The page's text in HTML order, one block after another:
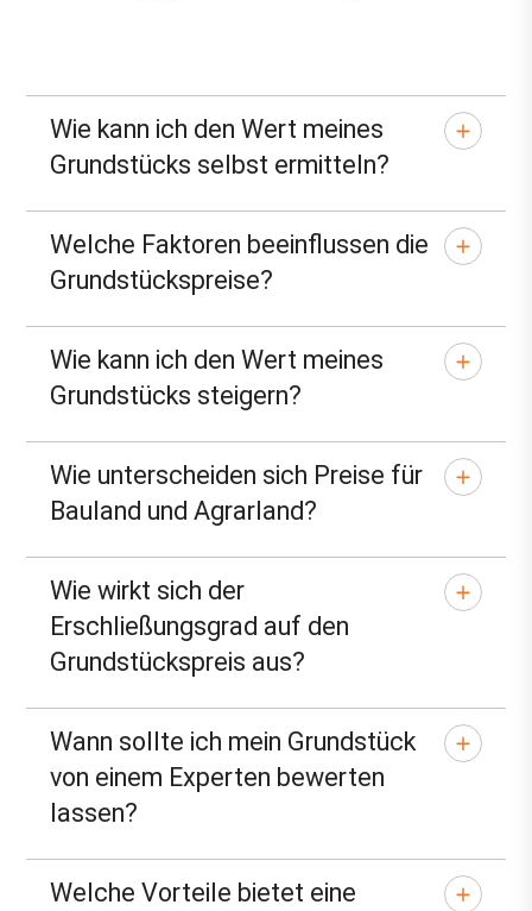
Wie kann ich den Wert meines
Grundstücks selbst ermitteln?
Welche Faktoren beeinflussen die
Grundstückspreise?
Wie kann ich den Wert meines
Grundstücks steigern?
Wie unterscheiden sich Preise für
Bauland und Agrarland?
Wie wirkt sich der
Erschließungsgrad auf den
Grundstückspreis aus?
Wann sollte ich mein Grundstück
von einem Experten bewerten
lassen?
Welche Vorteile bietet eine